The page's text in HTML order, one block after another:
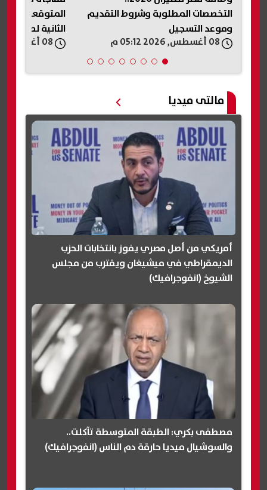
التخصصات المطلوبة وشروط التقديم
وموعد التسجيل
المتوقعة
الثانية لطلاب
مالتى ميديا
أمريكي من أصل مصري يفوز بانتخابات الحزب
الديمقراطي في ميشيغان ويقترب من مجلس
الشيوخ (انفوجرافيك)
مصطفى بكري: الطبقة المتوسطة تآكلت..
والسوشيال ميديا حارقة دم الناس (انفوجرافيك)